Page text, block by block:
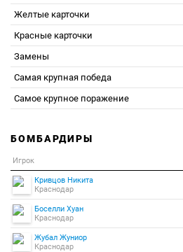
Желтые карточки
Красные карточки
Замены
Самая крупная победа
Самое крупное поражение
БОМБАРДИРЫ
Игрок
Кривцов Никита
Краснодар
Боселли Хуан
Краснодар
Жубал Жуниор
Краснодар